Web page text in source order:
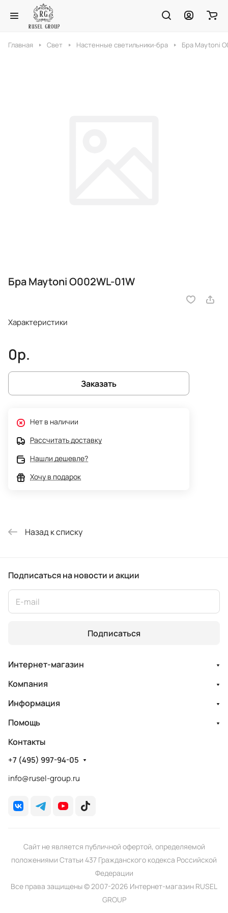
Главная Свет Настенные светильники-бра Бра Maytoni
Бра Maytoni O002WL-01W
Характеристики
0р.
Заказать
Нет в наличии
Рассчитать доставку
Нашли дешевле?
Хочу в подарок
Назад к списку
Подписаться на новости и акции
Подписаться
Интернет-магазин
Компания
Информация
Помощь
Контакты
+7 (495) 997-94-05
info@rusel-group.ru
Сайт не является публичной офертой, определяемой
положениями Статьи 437 Гражданского кодекса Российской
Федерации
Все права защищены © 2007-2026 Интернет-магазин RUSEL
GROUP